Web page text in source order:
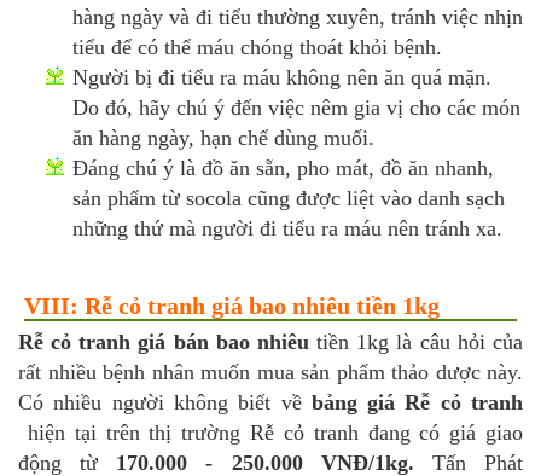
hàng ngày và đi tiểu thường xuyên, tránh việc nhịn
tiểu để có thể máu chóng thoát khỏi bệnh.
Người bị đi tiểu ra máu không nên ăn quá mặn.
Do đó, hãy chú ý đến việc nêm gia vị cho các món
ăn hàng ngày, hạn chế dùng muối.
Đáng chú ý là đồ ăn sẵn, pho mát, đồ ăn nhanh,
sản phẩm từ socola cũng được liệt vào danh sạch
những thứ mà người đi tiểu ra máu nên tránh xa.
VIII: Rễ cỏ tranh giá bao nhiêu tiền 1kg
Rễ cỏ tranh giá bán bao nhiêu tiền 1kg là câu hỏi của
rất nhiều bệnh nhân muốn mua sản phẩm thảo dược này.
Có nhiều người không biết về bảng giá Rễ cỏ tranh
hiện tại trên thị trường Rễ cỏ tranh đang có giá giao
động từ 170.000 - 250.000 VNĐ/1kg. Tấn Phát